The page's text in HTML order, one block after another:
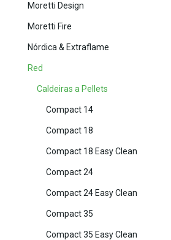
Moretti Design
Moretti Fire
Nórdica & Extraflame
Red
Caldeiras a Pellets
Compact 14
Compact 18
Compact 18 Easy Clean
Compact 24
Compact 24 Easy Clean
Compact 35
Compact 35 Easy Clean